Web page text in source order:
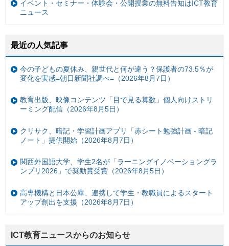
イベント・セミナー・体験会・公開授業の無料告知はICT教育
ニュース
最近の人気記事
今の子どもの夏休み、親世代と何が違う？保護者の73.5％が
変化を実感=朝日新聞社調べ=（2026年8月7日）
教育出版、映像コンテンツ「目で見る算数」個人向けストリ
ーミング配信（2026年8月5日）
クリサク、暗記・学習計画アプリ「赤シート勉強計画 - 暗記
ノート」提供開始（2026年8月7日）
関西外国語大学、学生2名が「ラーニングイノベーショングラ
ンプリ2026」で奨励賞受賞（2026年8月5日）
高専機構と日本公庫、連携して学生・教職員によるスタート
アップ創出を支援（2026年8月7日）
ICT教育ニュースからのお知らせ